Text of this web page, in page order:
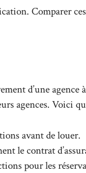
Comparer
d’une agence
agences. Voici
avant de louer.
le contrat
pour les